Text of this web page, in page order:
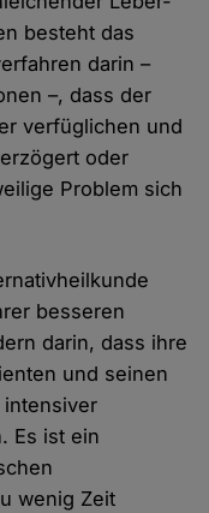
besteht das
darin –
–, dass der
verfüglichen und
oder
Problem sich
besseren
darin, dass ihre
und seinen
intensiver
Es ist ein
wenig Zeit